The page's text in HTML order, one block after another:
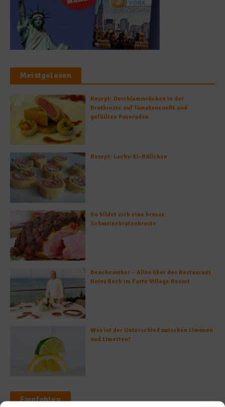
Meistgelesen
Rezept: Deichlammrücken in der
Brotkruste auf Tomatenconfit und
gefüllten Poveraden
Rezept: Lachs-Ei-Röllchen
So bildet sich eine krosse
Schweinebratenkruste
Beachcomber – Alles über das Restaurant
Heinz Beck im Forte Village Resort
Was ist der Unterschied zwischen Limonen
und Limetten?
Empfohlen